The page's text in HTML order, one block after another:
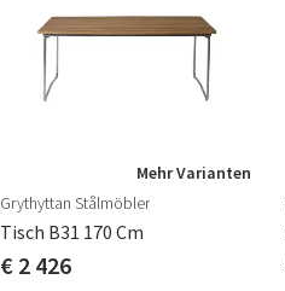
Mehr Varianten
Grythyttan Stålmöbler
Tisch B31 170 Cm
€ 2 426